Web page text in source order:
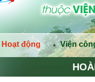
động Viện